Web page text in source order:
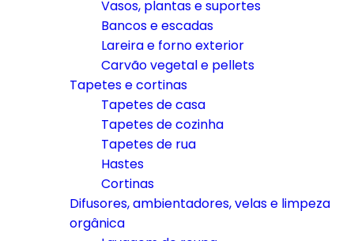
Vasos, plantas e suportes
Bancos e escadas
Lareira e forno exterior
Carvão vegetal e pellets
Tapetes e cortinas
Tapetes de casa
Tapetes de cozinha
Tapetes de rua
Hastes
Cortinas
Difusores, ambientadores, velas e limpeza
orgânica